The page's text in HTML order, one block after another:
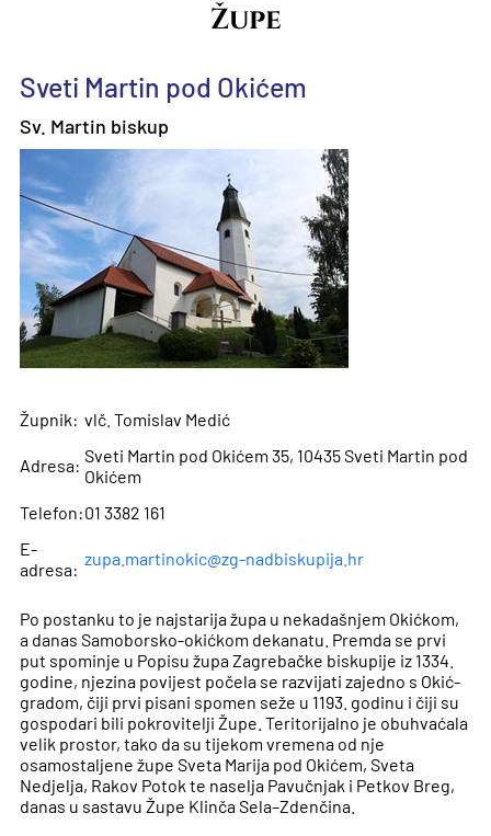
Župe
Sveti Martin pod Okićem
Sv. Martin biskup
Župnik: vlč. Tomislav Medić
Adresa: Sveti Martin pod Okićem 35, 10435 Sveti Martin pod
Okićem
Telefon:01 3382 161
E-
adresa:
zupa.martinokic@zg-nadbiskupija.hr
Po postanku to je najstarija župa u nekadašnjem Okićkom,
a danas Samoborsko-okićkom dekanatu. Premda se prvi
put spominje u Popisu župa Zagrebačke biskupije iz 1334.
godine, njezina povijest počela se razvijati zajedno s Okić-
gradom, čiji prvi pisani spomen seže u 1193. godinu i čiji su
gospodari bili pokrovitelji Župe. Teritorijalno je obuhvaćala
velik prostor, tako da su tijekom vremena od nje
osamostaljene župe Sveta Marija pod Okićem, Sveta
Nedjelja, Rakov Potok te naselja Pavučnjak i Petkov Breg,
danas u sastavu Župe Klinča Sela–Zdenčina.